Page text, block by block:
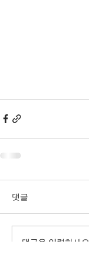
댓글
댓글을 입력하세요.